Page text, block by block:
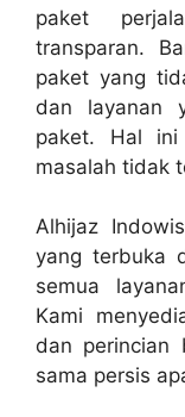
paket
transparan.
paket yang
dan layanan
paket. Hal
masalah tidak
Alhijaz
yang terbuka
semua
Kami
dan perincian
sama persis